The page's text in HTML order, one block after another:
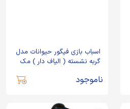
اسباب بازی فیگور حیوانات مدل
گربه نشسته ( الیاف دار ) مک
ناموجود